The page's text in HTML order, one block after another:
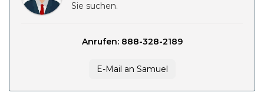
Sie suchen.
Anrufen: 888-328-2189
E-Mail an Samuel